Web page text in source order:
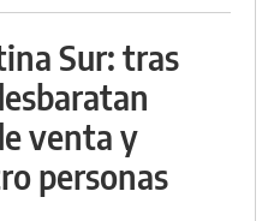
Sur: tras
venta y
personas